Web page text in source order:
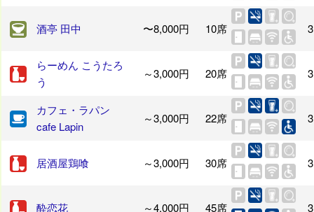
酒亭 田中 〜8,000円 10席
らーめん こうたろ
う
～3,000円 20席
カフェ・ラパン
cafe Lapin
～3,000円 22席
居酒屋鶏喰 ～3,000円 30席
酔恋花 ～4,000円 45席